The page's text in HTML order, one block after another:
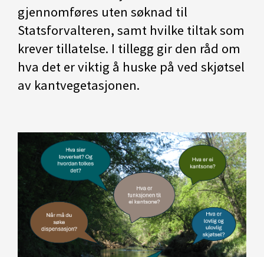
gjennomføres uten søknad til
Statsforvalteren, samt hvilke tiltak som
krever tillatelse. I tillegg gir den råd om
hva det er viktig å huske på ved skjøtsel
av kantvegetasjonen.